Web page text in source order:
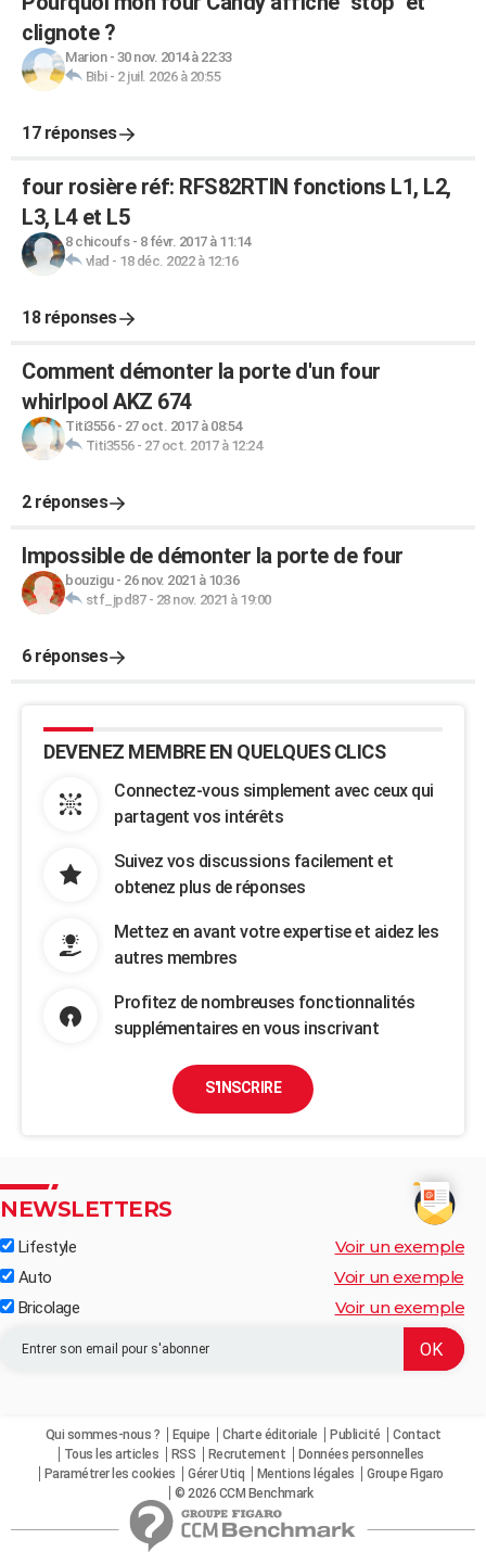
clignote ?
Marion- 30 nov. 2014 à 22:33
Bibi- 2 juil. 2026 à 20:55
17 réponses
four rosière réf: RFS82RTIN fonctions L1, L2,
L3, L4 et L5
8 chicoufs- 8 févr. 2017 à 11:14
vlad - 18 déc. 2022 à 12:16
18 réponses
Comment démonter la porte d'un four
whirlpool AKZ 674
Titi3556- 27 oct. 2017 à 08:54
Titi3556- 27 oct. 2017 à 12:24
2 réponses
Impossible de démonter la porte de four
bouzigu- 26 nov. 2021 à 10:36
stf_jpd87- 28 nov. 2021 à 19:00
6 réponses
DEVENEZ MEMBRE EN QUELQUES CLICS
Connectez-vous simplement avec ceux qui
partagent vos intérêts
Suivez vos discussions facilement et
obtenez plus de réponses
Mettez en avant votre expertise et aidez les
autres membres
Profitez de nombreuses fonctionnalités
supplémentaires en vous inscrivant
S'INSCRIRE
NEWSLETTERS
Lifestyle Voir un exemple
Auto Voir un exemple
Bricolage Voir un exemple
Qui sommes-nous ? Equipe Charte éditoriale Publicité
Contact
Tous les articles
RSS Recrutement
Données personnelles
Paramétrer les cookies
Gérer Utiq Mentions légales
Groupe Figaro
© 2026 CCM Benchmark